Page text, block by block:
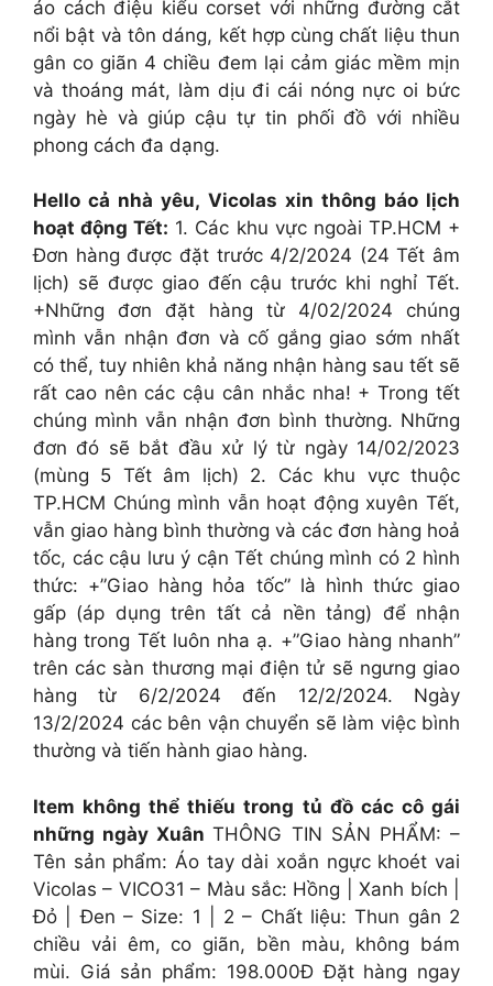
áo cách điệu kiểu corset với những đường cắt
nổi bật và tôn dáng, kết hợp cùng chất liệu thun
gân co giãn 4 chiều đem lại cảm giác mềm mịn
và thoáng mát, làm dịu đi cái nóng nực oi bức
ngày hè và giúp cậu tự tin phối đồ với nhiều
phong cách đa dạng.
Hello cả nhà yêu, Vicolas xin thông báo lịch
hoạt động Tết: 1. Các khu vực ngoài TP.HCM +
Đơn hàng được đặt trước 4/2/2024 (24 Tết âm
lịch) sẽ được giao đến cậu trước khi nghỉ Tết.
+Những đơn đặt hàng từ 4/02/2024 chúng
mình vẫn nhận đơn và cố gắng giao sớm nhất
có thể, tuy nhiên khả năng nhận hàng sau tết sẽ
rất cao nên các cậu cân nhắc nha! + Trong tết
chúng mình vẫn nhận đơn bình thường. Những
đơn đó sẽ bắt đầu xử lý từ ngày 14/02/2023
(mùng 5 Tết âm lịch) 2. Các khu vực thuộc
TP.HCM Chúng mình vẫn hoạt động xuyên Tết,
vẫn giao hàng bình thường và các đơn hàng hoả
tốc, các cậu lưu ý cận Tết chúng mình có 2 hình
thức: +”Giao hàng hỏa tốc” là hình thức giao
gấp (áp dụng trên tất cả nền tảng) để nhận
hàng trong Tết luôn nha ạ. +”Giao hàng nhanh”
trên các sàn thương mại điện tử sẽ ngưng giao
hàng từ 6/2/2024 đến 12/2/2024. Ngày
13/2/2024 các bên vận chuyển sẽ làm việc bình
thường và tiến hành giao hàng.
Item không thể thiếu trong tủ đồ các cô gái
những ngày XuânTHÔNG TIN SẢN PHẨM: –
Tên sản phẩm: Áo tay dài xoắn ngực khoét vai
Vicolas – VICO31 – Màu sắc: Hồng | Xanh bích |
Đỏ | Đen – Size: 1 | 2 – Chất liệu: Thun gân 2
chiều vải êm, co giãn, bền màu, không bám
mùi. Giá sản phẩm: 198.000Đ Đặt hàng ngay